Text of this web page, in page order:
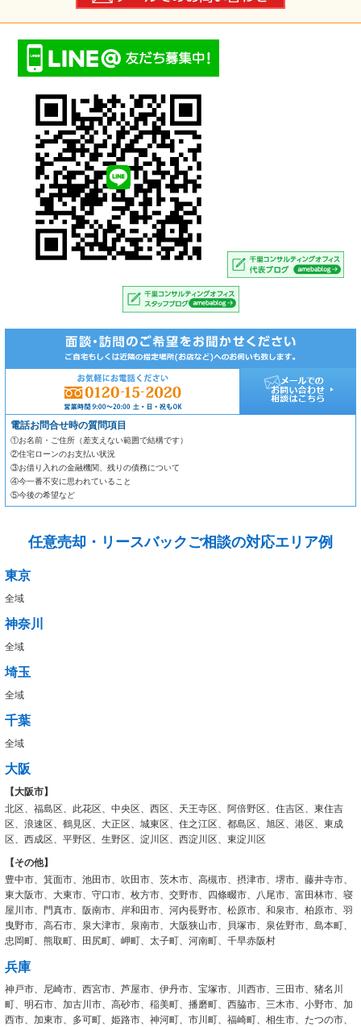
電話お問合せ時の質問項目
①お名前・ご住所（差支えない範囲で結構です）
②住宅ローンのお支払い状況
③お借り入れの金融機関、残りの債務について
④今一番不安に思われていること
⑤今後の希望など
任意売却・リースバックご相談の対応エリア例
東京
全域
神奈川
全域
埼玉
全域
千葉
全域
大阪
【大阪市】
北区、福島区、此花区、中央区、西区、天王寺区、阿倍野区、住吉区、東住吉
区、浪速区、鶴見区、大正区、城東区、住之江区、都島区、旭区、港区、東成
区、西成区、平野区、生野区、淀川区、西淀川区、東淀川区
【その他】
豊中市、箕面市、池田市、吹田市、茨木市、高槻市、摂津市、堺市、藤井寺市、
東大阪市、大東市、守口市、枚方市、交野市、四條畷市、八尾市、富田林市、寝
屋川市、門真市、阪南市、岸和田市、河内長野市、松原市、和泉市、柏原市、羽
曳野市、高石市、泉大津市、泉南市、大阪狭山市、貝塚市、泉佐野市、島本町、
忠岡町、熊取町、田尻町、岬町、太子町、河南町、千早赤阪村
兵庫
神戸市、尼崎市、西宮市、芦屋市、伊丹市、宝塚市、川西市、三田市、猪名川
町、明石市、加古川市、高砂市、稲美町、播磨町、西脇市、三木市、小野市、加
西市、加東市、多可町、姫路市、神河町、市川町、福崎町、相生市、たつの市、